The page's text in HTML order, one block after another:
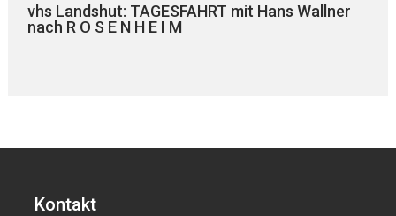
vhs Landshut: TAGESFAHRT mit Hans Wallner
nach R O S E N H E I M
Kontakt